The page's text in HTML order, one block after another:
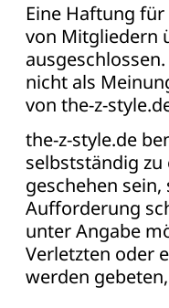
Eine Haftung
von Mitgliedern
nicht als
von the-z-
the-z-style.de
selbstständig
geschehen
Aufforderung
unter Angabe
Verletzten oder
werden